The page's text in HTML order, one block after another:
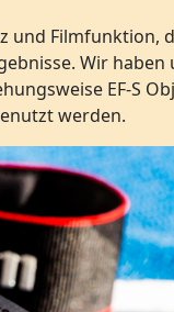
und Filmfunktion,
Wir haben
EF-S
werden.